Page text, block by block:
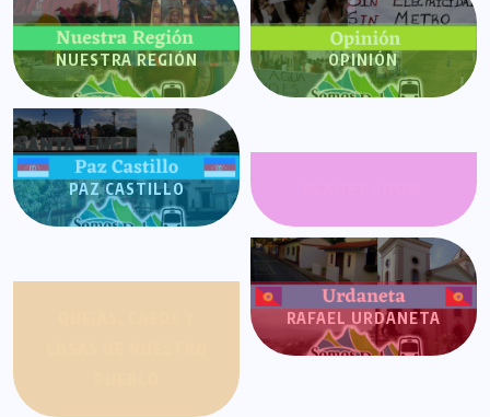
NUESTRA REGIÓN OPINIÓN
PAZ CASTILLO
RAFAEL URDANETA